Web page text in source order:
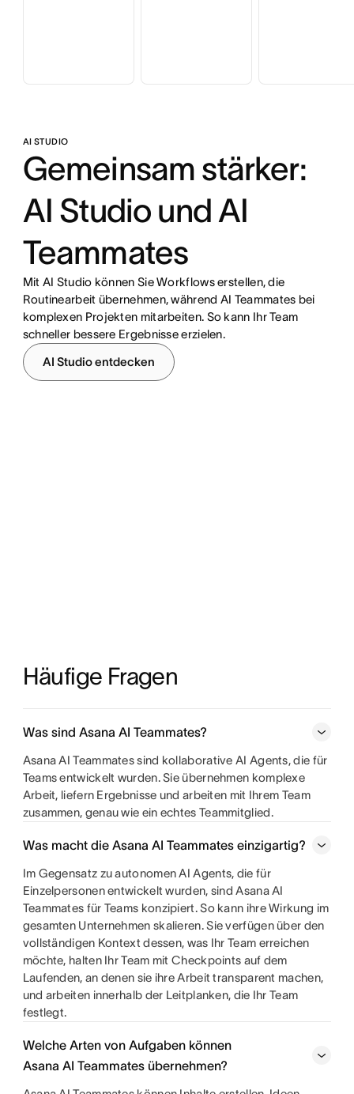
AI STUDIO
Gemeinsam stärker:
AI Studio und AI
Teammates
Mit AI Studio können Sie Workflows erstellen, die
Routinearbeit übernehmen, während AI Teammates bei
komplexen Projekten mitarbeiten. So kann Ihr Team
schneller bessere Ergebnisse erzielen.
AI Studio entdecken
Häufige Fragen
Was sind Asana AI Teammates?
Asana AI Teammates sind kollaborative AI Agents, die für
Teams entwickelt wurden. Sie übernehmen komplexe
Arbeit, liefern Ergebnisse und arbeiten mit Ihrem Team
zusammen, genau wie ein echtes Teammitglied.
Was macht die Asana AI Teammates einzigartig?
Im Gegensatz zu autonomen AI Agents, die für
Einzelpersonen entwickelt wurden, sind Asana AI
Teammates für Teams konzipiert. So kann ihre Wirkung im
gesamten Unternehmen skalieren. Sie verfügen über den
vollständigen Kontext dessen, was Ihr Team erreichen
möchte, halten Ihr Team mit Checkpoints auf dem
Laufenden, an denen sie ihre Arbeit transparent machen,
und arbeiten innerhalb der Leitplanken, die Ihr Team
festlegt.
Welche Arten von Aufgaben können
Asana AI Teammates übernehmen?